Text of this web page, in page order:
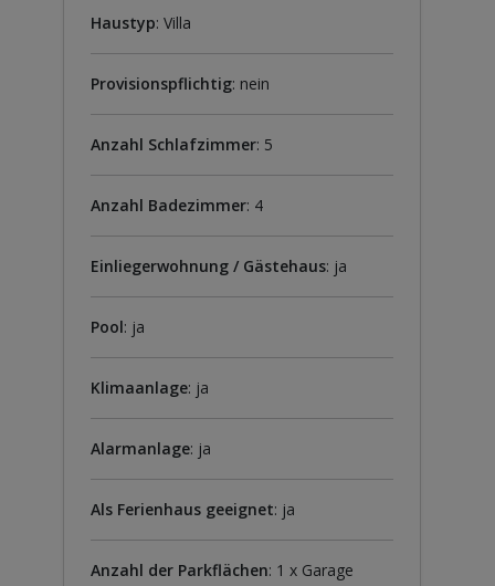
Haustyp: Villa
Provisionspflichtig: nein
Anzahl Schlafzimmer: 5
Anzahl Badezimmer: 4
Einliegerwohnung / Gästehaus: ja
Pool: ja
Klimaanlage: ja
Alarmanlage: ja
Als Ferienhaus geeignet: ja
Anzahl der Parkflächen: 1 x Garage